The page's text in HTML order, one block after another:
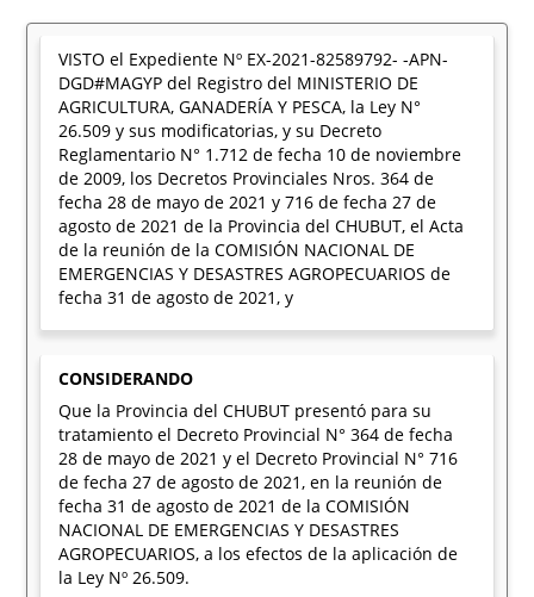
VISTO el Expediente Nº EX-2021-82589792- -APN-
DGD#MAGYP del Registro del MINISTERIO DE
AGRICULTURA, GANADERÍA Y PESCA, la Ley N°
26.509 y sus modificatorias, y su Decreto
Reglamentario N° 1.712 de fecha 10 de noviembre
de 2009, los Decretos Provinciales Nros. 364 de
fecha 28 de mayo de 2021 y 716 de fecha 27 de
agosto de 2021 de la Provincia del CHUBUT, el Acta
de la reunión de la COMISIÓN NACIONAL DE
EMERGENCIAS Y DESASTRES AGROPECUARIOS de
fecha 31 de agosto de 2021, y
CONSIDERANDO
Que la Provincia del CHUBUT presentó para su
tratamiento el Decreto Provincial N° 364 de fecha
28 de mayo de 2021 y el Decreto Provincial N° 716
de fecha 27 de agosto de 2021, en la reunión de
fecha 31 de agosto de 2021 de la COMISIÓN
NACIONAL DE EMERGENCIAS Y DESASTRES
AGROPECUARIOS, a los efectos de la aplicación de
la Ley Nº 26.509.